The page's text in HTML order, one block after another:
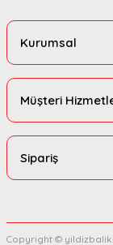
Kurumsal
Müşteri
Sipariş
Copyright ©